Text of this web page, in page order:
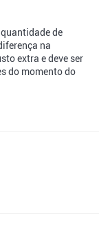
de
na
extra e deve ser
do momento do